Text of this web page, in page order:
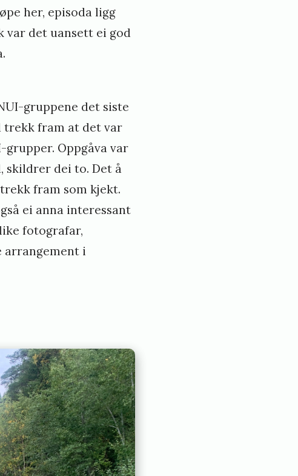
her, episoda ligg
var det uansett ei god
gruppene det siste
trekk fram at det var
Oppgåva var
skildrer dei to. Det å
fram som kjekt.
ei anna interessant
fotografar,
arrangement i